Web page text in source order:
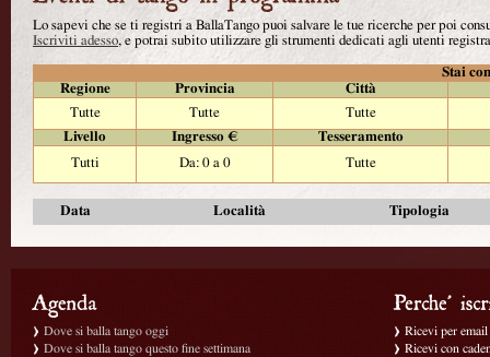
Lo sapevi che se ti registri a BallaTango puoi salvare le tue ricerche per poi
Iscriviti adesso, e potrai subito utilizzare gli strumenti dedicati agli utenti
Stai
Regione
Provincia
Città
Tutte
Tutte
Tutte
Livello
Ingresso €
Tesseramento
Tutti
Da: 0 a 0 Tutte
Data Località Tipologia
Dove si balla tango oggi
Dove si balla tango questo fine settimana
Ricevi per
Ricevi con